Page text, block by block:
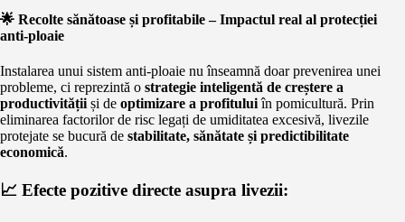
🌟 Recolte sănătoase și profitabile – Impactul real al protecției
anti-ploaie
Instalarea unui sistem anti-ploaie nu înseamnă doar prevenirea unei
probleme, ci reprezintă o strategie inteligentă de creștere a
productivității și de optimizare a profituluiîn pomicultură. Prin
eliminarea factorilor de risc legați de umiditatea excesivă, livezile
protejate se bucură de stabilitate, sănătate și predictibilitate
economică.
📈 Efecte pozitive directe asupra livezii: